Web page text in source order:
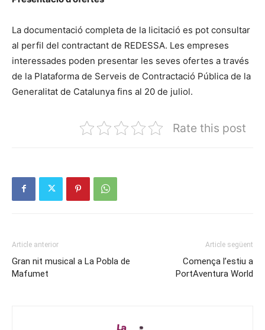
La documentació completa de la licitació es pot consultar
al perfil del contractant de REDESSA. Les empreses
interessades poden presentar les seves ofertes a través
de la Plataforma de Serveis de Contractació Pública de la
Generalitat de Catalunya fins al 20 de juliol.
Rate this post
Article anterior
Gran nit musical a La Pobla de
Mafumet
Article següent
Comença l’estiu a
PortAventura World